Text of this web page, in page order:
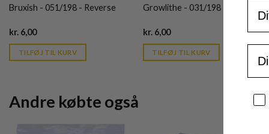
Bruxish - 051/198 - Reverse
kr. 6,00Current
is:
kr. 39,95.
TILFØJ TIL KURV
Growlithe - 031/198 - Reverse
kr.6,00Current
is:
kr. 39,95.
TILFØJ TIL KURV
Andre købte også